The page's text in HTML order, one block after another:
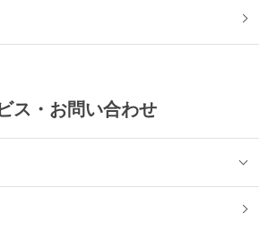
ス・お問い合わせ